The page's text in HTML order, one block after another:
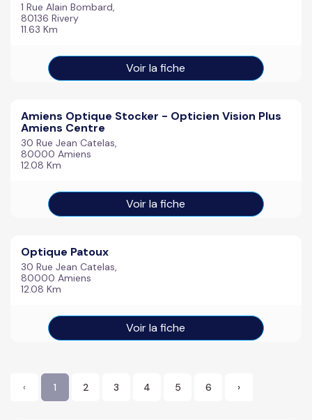
1 Rue Alain Bombard,
80136 Rivery
11.63 Km
Voir la fiche
Amiens Optique Stocker - Opticien Vision Plus
Amiens Centre
30 Rue Jean Catelas,
80000 Amiens
12.08 Km
Voir la fiche
Optique Patoux
30 Rue Jean Catelas,
80000 Amiens
12.08 Km
Voir la fiche
‹ 1 2 3 4 5 6 ›